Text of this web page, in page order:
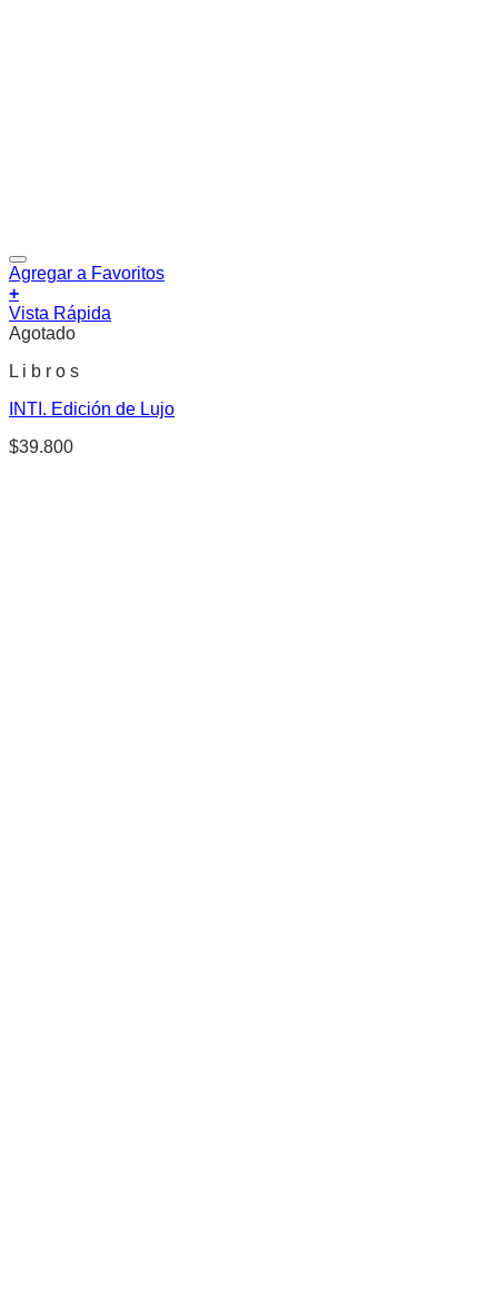
Agregar a Favoritos
+
Vista Rápida
Agotado
L i b r o s
INTI. Edición de Lujo
$39.800